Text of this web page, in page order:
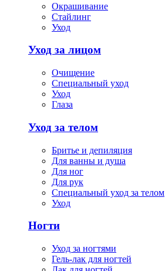
Окрашивание
Стайлинг
Уход
Уход за лицом
Очищение
Специальный уход
Уход
Глаза
Уход за телом
Бритье и депиляция
Для ванны и душа
Для ног
Для рук
Специальный уход за телом
Уход
Ногти
Уход за ногтями
Гель-лак для ногтей